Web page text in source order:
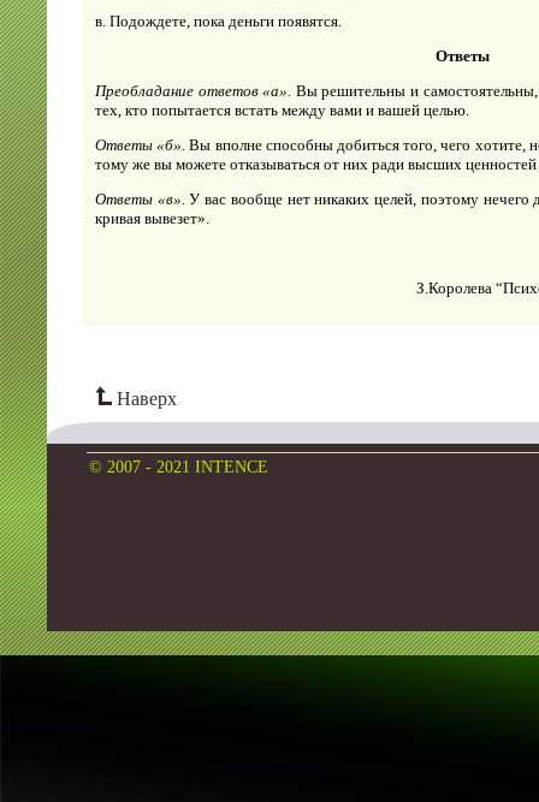
в. Подождете, пока деньги появятся.
Ответы
Преобладание ответов «а». Вы решительны и
тех, кто попытается встать между вами и вашей целью.
Ответы «б». Вы вполне способны добиться того, чего хотите,
тому же вы можете отказываться от них ради высших
Ответы «в». У вас вообще нет никаких целей, поэтому
кривая вывезет».
З.Королева
Наверх
© 2007 - 2021 INTENCE